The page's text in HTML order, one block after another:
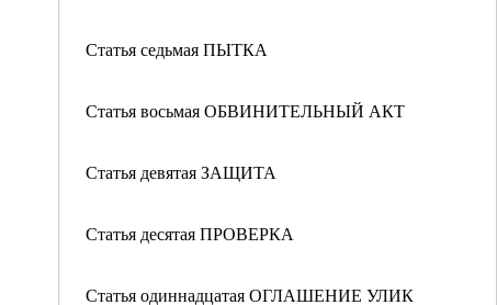
Статья седьмая ПЫТКА
Статья восьмая ОБВИНИТЕЛЬНЫЙ АКТ
Статья девятая ЗАЩИТА
Статья десятая ПРОВЕРКА
Статья одиннадцатая ОГЛАШЕНИЕ УЛИК